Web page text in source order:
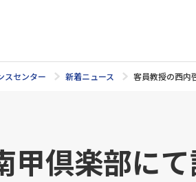
スセンター 新着ニュース 客員教授の西内
甲倶楽部に